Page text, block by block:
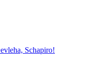
Schapiro!